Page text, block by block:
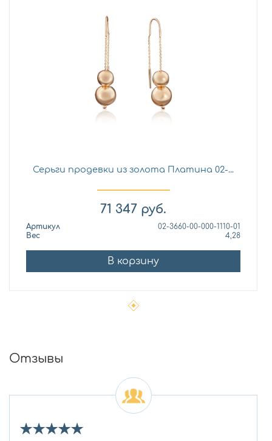
Серьги продевки из золота Платина 02-...
71 347 руб.
Артикул
02-3660-00-000-1110-01
Вес
4,28
В корзину
Отзывы
★★★★★